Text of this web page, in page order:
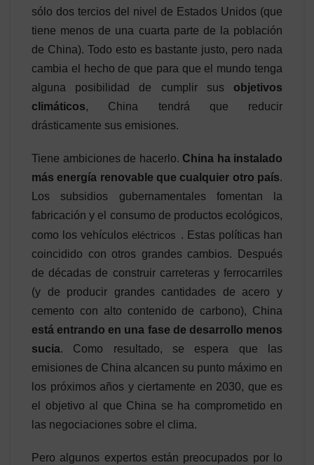
sólo dos tercios del nivel de Estados Unidos (que
tiene menos de una cuarta parte de la población
de China). Todo esto es bastante justo, pero nada
cambia el hecho de que para que el mundo tenga
alguna posibilidad de cumplir sus objetivos
climáticos, China tendrá que reducir
drásticamente sus emisiones.
Tiene ambiciones de hacerlo. China ha instalado
más energía renovable que cualquier otro país.
Los subsidios gubernamentales fomentan la
fabricación y el consumo de productos ecológicos,
como los vehículos eléctricos . Estas políticas han
coincidido con otros grandes cambios. Después
de décadas de construir carreteras y ferrocarriles
(y de producir grandes cantidades de acero y
cemento con alto contenido de carbono), China
está entrando en una fase de desarrollo menos
sucia. Como resultado, se espera que las
emisiones de China alcancen su punto máximo en
los próximos años y ciertamente en 2030, que es
el objetivo al que China se ha comprometido en
las negociaciones sobre el clima.
Pero algunos expertos están preocupados por lo